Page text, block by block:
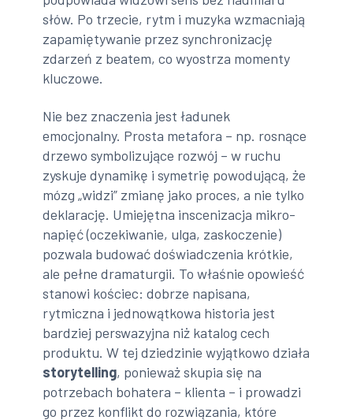
słów. Po trzecie, rytm i muzyka wzmacniają
zapamiętywanie przez synchronizację
zdarzeń z beatem, co wyostrza momenty
kluczowe.
Nie bez znaczenia jest ładunek
emocjonalny. Prosta metafora – np. rosnące
drzewo symbolizujące rozwój – w ruchu
zyskuje dynamikę i symetrię powodującą, że
mózg „widzi” zmianę jako proces, a nie tylko
deklarację. Umiejętna inscenizacja mikro-
napięć (oczekiwanie, ulga, zaskoczenie)
pozwala budować doświadczenia krótkie,
ale pełne dramaturgii. To właśnie opowieść
stanowi kościec: dobrze napisana,
rytmiczna i jednowątkowa historia jest
bardziej perswazyjna niż katalog cech
produktu. W tej dziedzinie wyjątkowo działa
storytelling, ponieważ skupia się na
potrzebach bohatera – klienta – i prowadzi
go przez konflikt do rozwiązania, które